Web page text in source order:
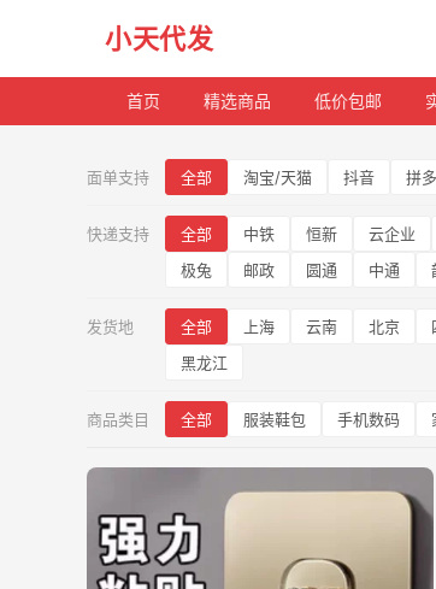
小天代发
首页 精选商品 低价包邮
全
部
品
面单支持 全部 淘宝/天猫 抖音 拼
快递支持 全部 中铁 恒新 云企业
极兔
邮政 圆通 中通
发货地 全部 上海 云南 北京
黑龙江
商品类目 全部 服装鞋包 手机数码